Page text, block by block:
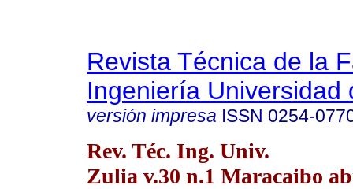
Revista Técnica de la
Ingeniería Universidad
versión impresa ISSN 0254-
Rev. Téc. Ing. Univ.
Zulia v.30 n.1 Maracaibo